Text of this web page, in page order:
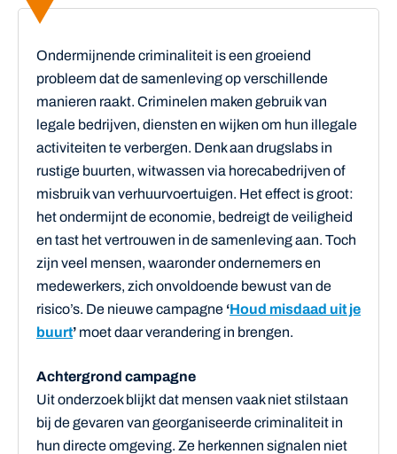
Ondermijnende criminaliteit is een groeiend
probleem dat de samenleving op verschillende
manieren raakt. Criminelen maken gebruik van
legale bedrijven, diensten en wijken om hun illegale
activiteiten te verbergen. Denk aan drugslabs in
rustige buurten, witwassen via horecabedrijven of
misbruik van verhuurvoertuigen. Het effect is groot:
het ondermijnt de economie, bedreigt de veiligheid
en tast het vertrouwen in de samenleving aan. Toch
zijn veel mensen, waaronder ondernemers en
medewerkers, zich onvoldoende bewust van de
risico’s. De nieuwe campagne ‘Houd misdaad uit je
buurt’ moet daar verandering in brengen.
Achtergrond campagne
Uit onderzoek blijkt dat mensen vaak niet stilstaan
bij de gevaren van georganiseerde criminaliteit in
hun directe omgeving. Ze herkennen signalen niet